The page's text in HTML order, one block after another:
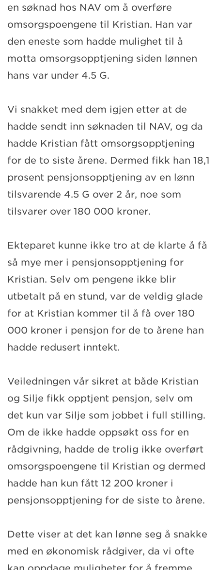
en søknad hos NAV om å overføre
omsorgspoengene til Kristian. Han var
den eneste som hadde mulighet til å
motta omsorgsopptjening siden lønnen
hans var under 4.5 G.
Vi snakket med dem igjen etter at de
hadde sendt inn søknaden til NAV, og da
hadde Kristian fått omsorgsopptjening
for de to siste årene. Dermed fikk han 18,1
prosent pensjonsopptjening av en lønn
tilsvarende 4.5 G over 2 år, noe som
tilsvarer over 180 000 kroner.
Ekteparet kunne ikke tro at de klarte å få
så mye mer i pensjonsopptjening for
Kristian. Selv om pengene ikke blir
utbetalt på en stund, var de veldig glade
for at Kristian kommer til å få over 180
000 kroner i pensjon for de to årene han
hadde redusert inntekt.
Veiledningen vår sikret at både Kristian
og Silje fikk opptjent pensjon, selv om
det kun var Silje som jobbet i full stilling.
Om de ikke hadde oppsøkt oss for en
rådgivning, hadde de trolig ikke overført
omsorgspoengene til Kristian og dermed
hadde han kun fått 12 200 kroner i
pensjonsopptjening for de siste to årene.
Dette viser at det kan lønne seg å snakke
med en økonomisk rådgiver, da vi ofte